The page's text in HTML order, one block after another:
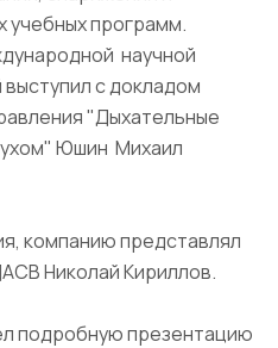
учебных программ.
научной
с докладом
"Дыхательные
Юшин Михаил
компанию представлял
Николай Кириллов.
подробную презентацию